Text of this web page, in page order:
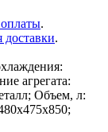
.
доставки.
агрегата:
Объем, л: